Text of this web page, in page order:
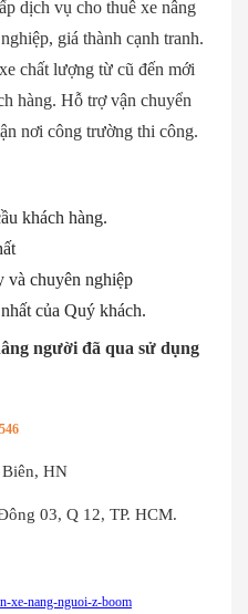
dịch vụ cho thuê xe nâng
giá thành cạnh tranh.
chất lượng từ cũ đến mới
hàng. Hỗ trợ vận chuyển
nơi công trường thi công.
khách hàng.
và chuyên nghiệp
của Quý khách.
người đã qua sử dụng
HN
03, Q 12, TP. HCM.
xe-nang-nguoi-z-boom